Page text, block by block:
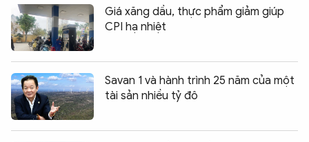
Giá xăng dầu, thực phẩm giảm giúp
CPI hạ nhiệt
Savan 1 và hành trình 25 năm của một
tài sản nhiều tỷ đô